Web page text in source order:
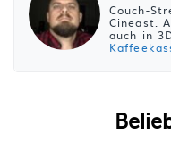
Couch-
Cineast.
auch in